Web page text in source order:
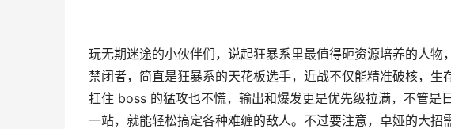
玩无期迷途的小伙伴们，说起狂暴系里最值得砸资源培养的人
禁闭者，简直是狂暴系的天花板选手，近战不仅能精准破核，
扛住 boss 的猛攻也不慌，输出和爆发更是优先级拉满，不管是
一站，就能轻松搞定各种难缠的敌人。不过要注意，卓娅的大